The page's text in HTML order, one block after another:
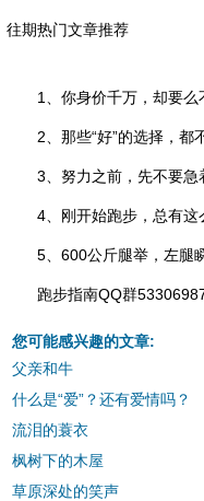
往期热门文章推荐
1、你身价千万，却要么
2、那些“好”的选择，都
3、努力之前，先不要急
4、刚开始跑步，总有这
5、600公斤腿举，左腿
跑步指南QQ群
您可能感兴趣的文章:
父亲和牛
什么是“爱”？还有爱情吗？
流泪的蓑衣
枫树下的木屋
草原深处的笑声